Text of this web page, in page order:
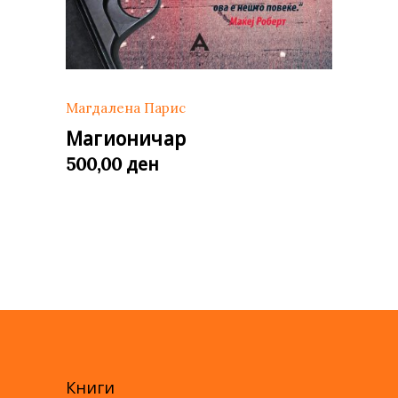
Магдалена Парис
Магионичар
500,00 ден
Книги